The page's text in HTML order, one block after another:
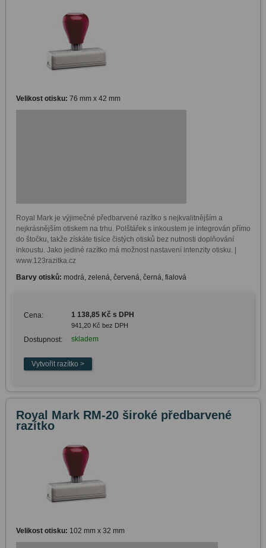
Velikost otisku: 76 mm x 42 mm
Royal Mark je výjimečné předbarvené razítko s nejkvalitnějším a
nejkrásnějším otiskem na trhu. Polštářek s inkoustem je integrován přímo
do štočku, takže získáte tisíce čistých otisků bez nutnosti doplňování
inkoustu. Jako jediné razítko má možnost nastavení intenzity otisku. |
www.123razitka.cz
Barvy otisků: modrá, zelená, červená, černá, fialová
Cena: 1 138,85 Kč s DPH
941,20 Kč bez DPH
Dostupnost: skladem
Royal Mark RM-20 široké předbarvené
razítko
Velikost otisku: 102 mm x 32 mm